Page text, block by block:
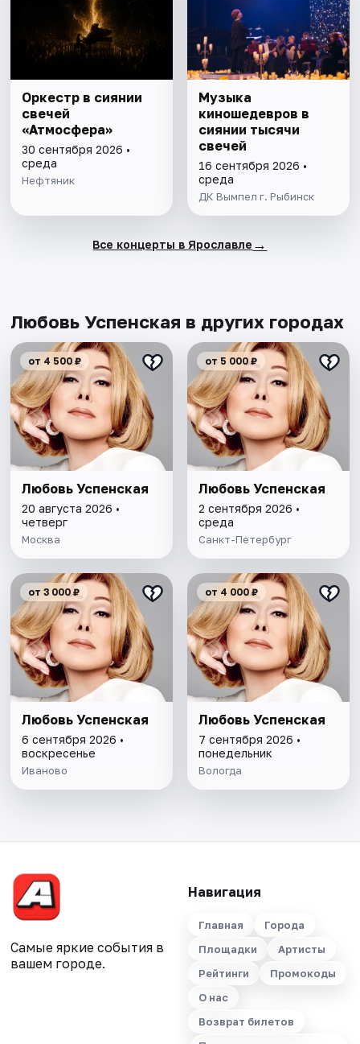
Оркестр в сиянии
свечей
«Атмосфера»
30 сентября 2026 •
среда
Нефтяник
Музыка
киношедевров в
сиянии тысячи
свечей
16 сентября 2026 •
среда
ДК Вымпел г. Рыбинск
Все концерты в Ярославле →
Любовь Успенская в других городах
от 4 500 ₽
Любовь Успенская
20 августа 2026 •
четверг
Москва
от 5 000 ₽
Любовь Успенская
2 сентября 2026 •
среда
Санкт-Петербург
от 3 000 ₽
Любовь Успенская
6 сентября 2026 •
воскресенье
Иваново
от 4 000 ₽
Любовь Успенская
7 сентября 2026 •
понедельник
Вологда
Самые яркие события в
вашем городе.
Навигация
Главная
Города
Площадки
Артисты
Рейтинги
Промокоды
О нас
Возврат билетов